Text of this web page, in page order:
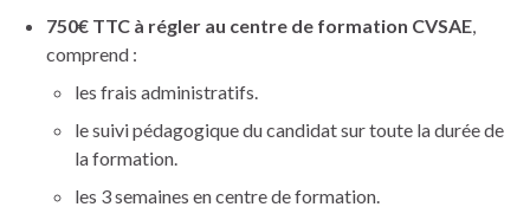
750€ TTC à régler au centre de formation CVSAE,
comprend :
les frais administratifs.
le suivi pédagogique du candidat sur toute la durée de
la formation.
les 3 semaines en centre de formation.